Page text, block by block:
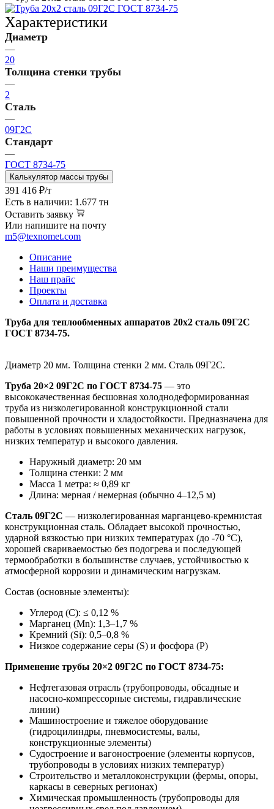
Характеристики
Диаметр
—
20
Толщина стенки трубы
—
2
Сталь
—
09Г2С
Стандарт
—
ГОСТ 8734-75
Калькулятор массы трубы
391 416 ₽/т
Есть в наличии: 1.677 тн
Оставить заявку
Или напишите на почту
m5@texnomet.com
Описание
Наши преимущества
Наш прайс
Проекты
Оплата и доставка
Труба для теплообменных аппаратов 20х2 сталь 09Г2С
ГОСТ 8734-75.
Диаметр 20 мм. Толщина стенки 2 мм. Сталь 09Г2С.
Труба 20×2 09Г2С по ГОСТ 8734-75 — это
высококачественная бесшовная холоднодеформированная
труба из низколегированной конструкционной стали
повышенной прочности и хладостойкости. Предназначена для
работы в условиях повышенных механических нагрузок,
низких температур и высокого давления.
Наружный диаметр: 20 мм
Толщина стенки: 2 мм
Масса 1 метра: ≈ 0,89 кг
Длина: мерная / немерная (обычно 4–12,5 м)
Сталь 09Г2С — низколегированная марганцево-кремнистая
конструкционная сталь. Обладает высокой прочностью,
ударной вязкостью при низких температурах (до -70 °C),
хорошей свариваемостью без подогрева и последующей
термообработки в большинстве случаев, устойчивостью к
атмосферной коррозии и динамическим нагрузкам.
Состав (основные элементы):
Углерод (C): ≤ 0,12 %
Марганец (Mn): 1,3–1,7 %
Кремний (Si): 0,5–0,8 %
Низкое содержание серы (S) и фосфора (P)
Применение трубы 20×2 09Г2С по ГОСТ 8734-75:
Нефтегазовая отрасль (трубопроводы, обсадные и
насосно-компрессорные системы, гидравлические
линии)
Машиностроение и тяжелое оборудование
(гидроцилиндры, пневмосистемы, валы,
конструкционные элементы)
Судостроение и вагоностроение (элементы корпусов,
трубопроводы в условиях низких температур)
Строительство и металлоконструкции (фермы, опоры,
каркасы в северных регионах)
Химическая промышленность (трубопроводы для